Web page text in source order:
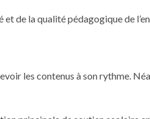
de la qualité pédagogique de
les contenus à son rythme.